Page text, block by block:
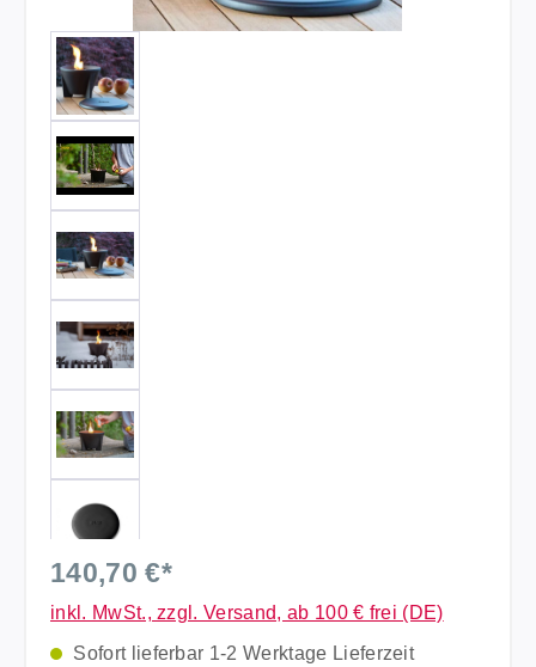
140,70 €*
inkl. MwSt., zzgl. Versand, ab 100 € frei (DE)
Sofort lieferbar 1-2 Werktage Lieferzeit